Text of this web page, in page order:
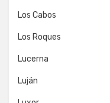
Los Cabos
Los Roques
Lucerna
Luján